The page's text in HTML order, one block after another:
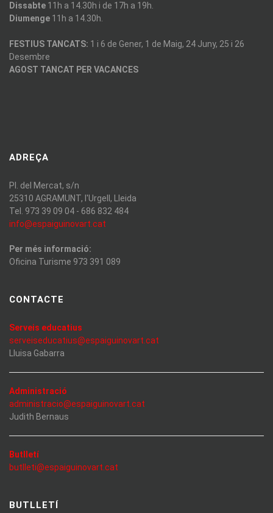
Dissabte 11h a 14.30h i de 17h a 19h.
Diumenge 11h a 14.30h.
FESTIUS TANCATS: 1 i 6 de Gener, 1 de Maig, 24 Juny, 25 i 26
Desembre
AGOST TANCAT PER VACANCES
ADREÇA
Pl. del Mercat, s/n
25310 AGRAMUNT, l'Urgell, Lleida
Tel. 973 39 09 04 - 686 832 484
info@espaiguinovart.cat
Per més informació:
Oficina Turisme 973 391 089
CONTACTE
Serveis educatius
serveiseducatius@espaiguinovart.cat
Lluisa Gabarra
Administració
administracio@espaiguinovart.cat
Judith Bernaus
Butlletí
butlleti@espaiguinovart.cat
BUTLLETÍ